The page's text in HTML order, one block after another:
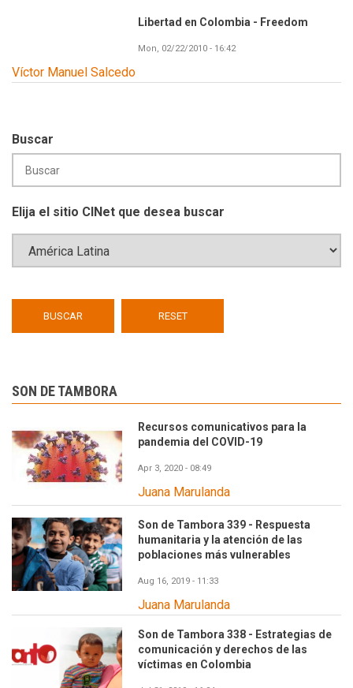
Libertad en Colombia - Freedom
Mon, 02/22/2010 - 16:42
Víctor Manuel Salcedo
Buscar
Elija el sitio CINet que desea buscar
SON DE TAMBORA
Recursos comunicativos para la
pandemia del COVID-19
Apr 3, 2020 - 08:49
Juana Marulanda
Son de Tambora 339 - Respuesta
humanitaria y la atención de las
poblaciones más vulnerables
Aug 16, 2019 - 11:33
Juana Marulanda
Son de Tambora 338 - Estrategias de
comunicación y derechos de las
víctimas en Colombia